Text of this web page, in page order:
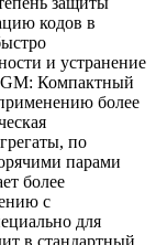
кодов в
и устранение
Компактный
более
по
парами
более
с
для